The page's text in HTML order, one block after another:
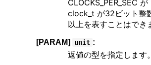
CLOCKS_PER_SEC
clock_t が32ビット整
以上を表すことはでき
[PARAM] unit :
返値の型を指定します。